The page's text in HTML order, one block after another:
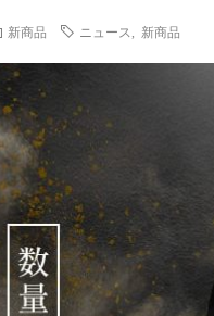
新商品 ニュース 新商品